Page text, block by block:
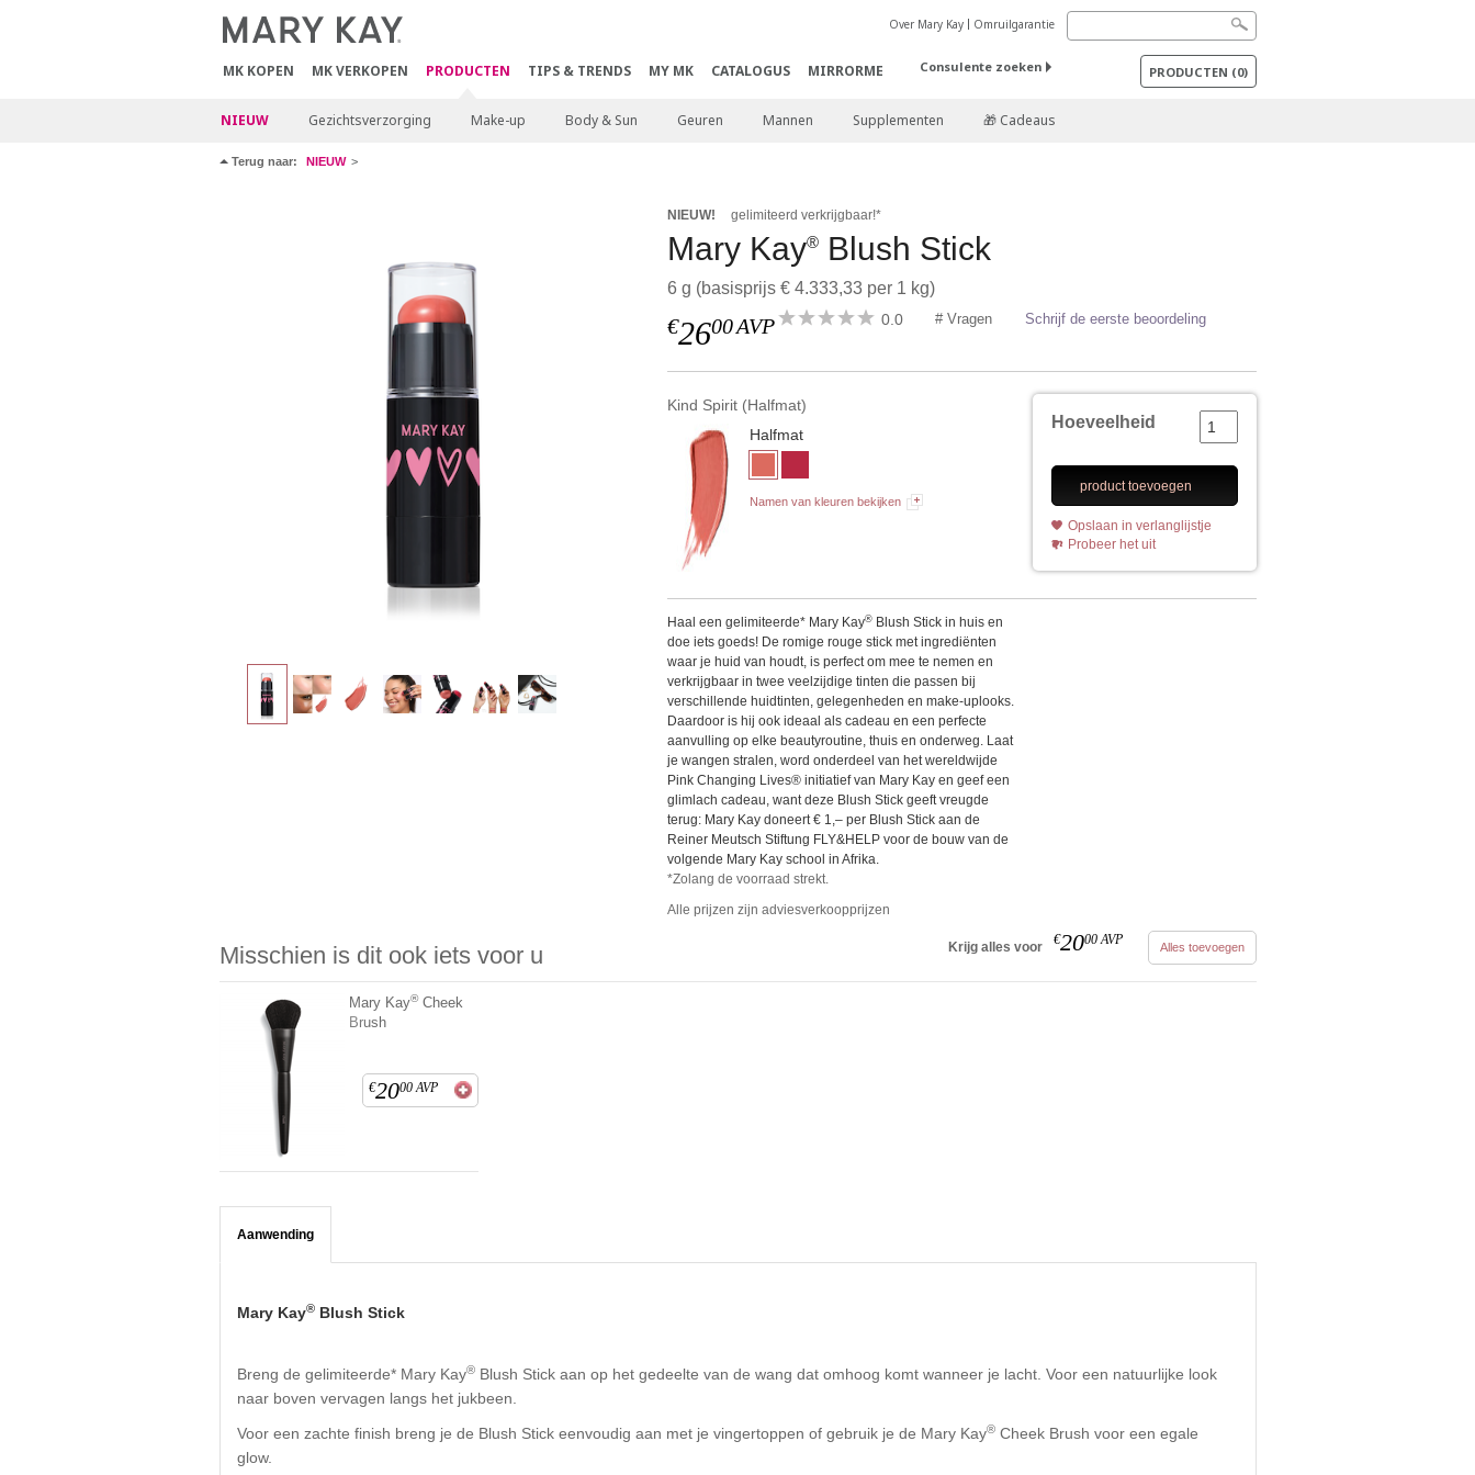
MK KOPEN MK VERKOPEN PRODUCTEN TIPS & TRENDS MY MK CATALOGUS MIRRORME
Over Mary Kay Omruilgarantie
Consulente zoeken PRODUCTEN (0)
NIEUW Gezichtsverzorging Make-up Body & Sun Geuren Mannen Supplementen 🎁 Cadeaus
Terug naar: NIEUW
NIEUW! gelimiteerd verkrijgbaar!*
Mary Kay® Blush Stick
6 g (basisprijs € 4.333,33 per 1 kg)
€2600AVP 0.0 # Vragen Schrijf de eerste beoordeling
Kind Spirit (Halfmat)
Halfmat
Namen van kleuren bekijken
Hoeveelheid
product toevoegen
Opslaan in verlanglijstje
Probeer het uit
Haal een gelimiteerde* Mary Kay® Blush Stick in huis en
doe iets goeds! De romige rouge stick met ingrediënten
waar je huid van houdt, is perfect om mee te nemen en
verkrijgbaar in twee veelzijdige tinten die passen bij
verschillende huidtinten, gelegenheden en make-uplooks.
Daardoor is hij ook ideaal als cadeau en een perfecte
aanvulling op elke beautyroutine, thuis en onderweg. Laat
je wangen stralen, word onderdeel van het wereldwijde
Pink Changing Lives® initiatief van Mary Kay en geef een
glimlach cadeau, want deze Blush Stick geeft vreugde
terug: Mary Kay doneert € 1,– per Blush Stick aan de
Reiner Meutsch Stiftung FLY&HELP voor de bouw van de
volgende Mary Kay school in Afrika.
*Zolang de voorraad strekt.
Alle prijzen zijn adviesverkoopprijzen
Misschien is dit ook iets voor u Krijg alles voor €2000 AVP Alles toevoegen
Mary Kay®Cheek
Brush
€2000 AVP
Aanwending
Mary Kay®Blush Stick
Breng de gelimiteerde* Mary Kay®Blush Stick aan op het gedeelte van de wang dat omhoog komt wanneer je lacht. Voor een natuurlijke look
naar boven vervagen langs het jukbeen.
Voor een zachte finish breng je de Blush Stick eenvoudig aan met je vingertoppen of gebruik je de Mary Kay®Cheek Brush voor een egale
glow.